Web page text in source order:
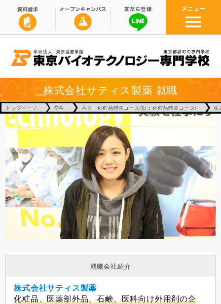
株式会社サティス製薬 就職
トップページ 学生 香り・化粧品開発コース(旧：化粧品開発コース) 株
就職会社紹介
株式会社サティス製薬
化粧品、医薬部外品、石鹸、医科向け外用剤の企